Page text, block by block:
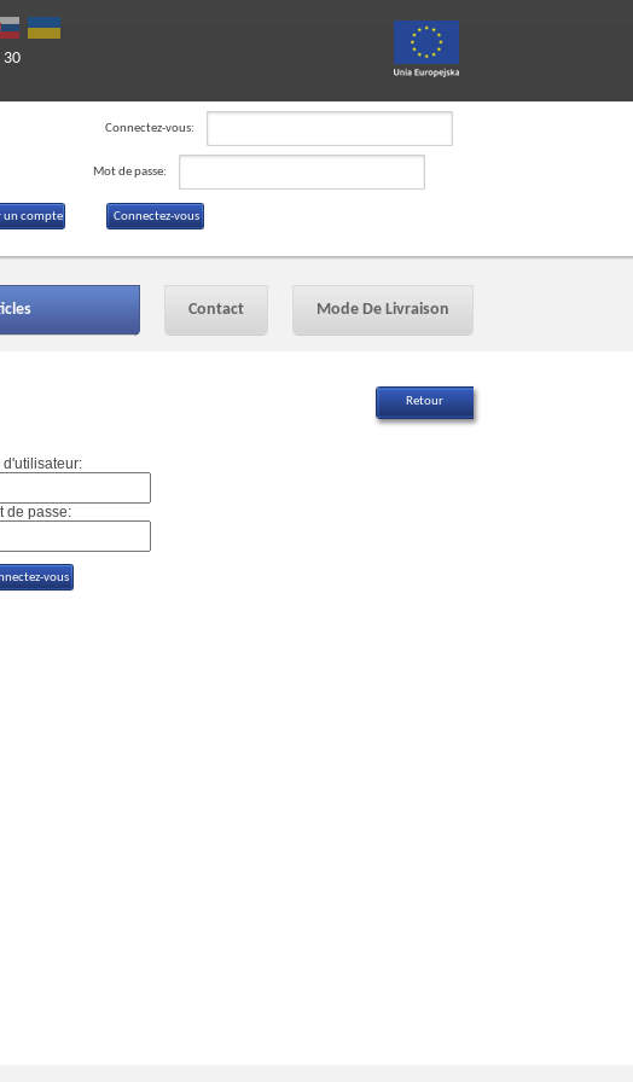
30
Connectez-vous:
Mot de passe:
un compte
Contact Mode De Livraison
d'utilisateur:
de passe: